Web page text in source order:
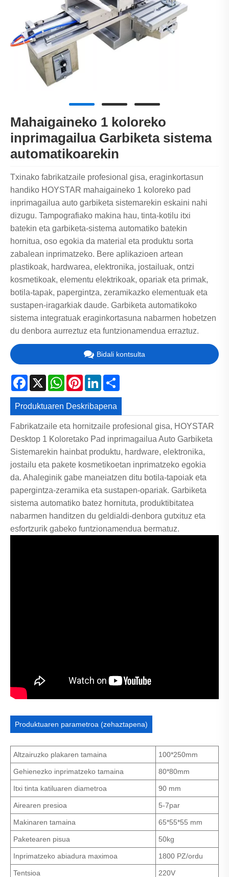
Mahaigaineko 1 koloreko
inprimagailua Garbiketa sistema
automatikoarekin
Txinako fabrikatzaile profesional gisa, eraginkortasun
handiko HOYSTAR mahaigaineko 1 koloreko pad
inprimagailua auto garbiketa sistemarekin eskaini nahi
dizugu. Tampografiako makina hau, tinta-kotilu itxi
batekin eta garbiketa-sistema automatiko batekin
hornitua, oso egokia da material eta produktu sorta
zabalean inprimatzeko. Bere aplikazioen artean
plastikoak, hardwarea, elektronika, jostailuak, ontzi
kosmetikoak, elementu elektrikoak, opariak eta primak,
botila-tapak, papergintza, zeramikazko elementuak eta
sustapen-iragarkiak daude. Garbiketa automatikoko
sistema integratuak eraginkortasuna nabarmen hobetzen
du denbora aurreztuz eta funtzionamendua erraztuz.
Bidali kontsulta
Facebook
X WhatsApp
PinterestLinkedIn
Produktuaren Deskribapena
Fabrikatzaile eta hornitzaile profesional gisa, HOYSTAR
Desktop 1 Koloretako Pad inprimagailua Auto Garbiketa
Sistemarekin hainbat produktu, hardware, elektronika,
jostailu eta pakete kosmetikoetan inprimatzeko egokia
da. Ahaleginik gabe maneiatzen ditu botila-tapoiak eta
papergintza-zeramika eta sustapen-opariak. Garbiketa
sistema automatiko batez hornituta, produktibitatea
nabarmen handitzen du geldialdi-denbora gutxituz eta
esfortzurik gabeko funtzionamendua bermatuz.
Produktuaren parametroa (zehaztapena)
Altzairuzko plakaren tamaina 100*250mm
Gehienezko inprimatzeko tamaina 80*80mm
Itxi tinta katiluaren diametroa 90 mm
Airearen presioa 5-7par
Makinaren tamaina 65*55*55 mm
Paketearen pisua 50kg
Inprimatzeko abiadura maximoa 1800 PZ/ordu
Tentsioa 220V